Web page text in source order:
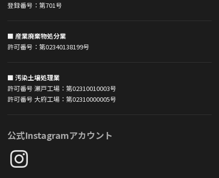
登録番号：第701号
■ 産業廃棄物処分業
許可番号：第02340138199号
■ 汚染土壌処理業
許可番号 瀬戸工場：第02310010003号
許可番号 大府工場：第02310000005号
公式Instagramアカウント
Instagram